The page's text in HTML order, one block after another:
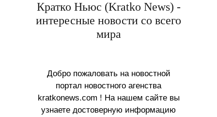
Кратко Ньюс (Kratko News) -
интересные новости со всего
мира
Добро пожаловать на новостной
портал новостного агенства
kratkonews.com ! На нашем сайте вы
узнаете достоверную информацию